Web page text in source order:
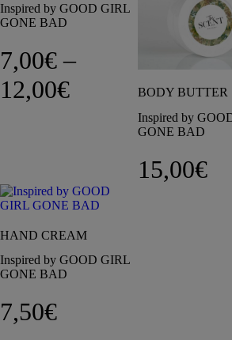
Inspired by GOOD GIRL
GONE BAD
7,00€ –
12,00€Price range:
BODY BUTTER
Inspired by
GONE BAD
15,00€
HAND CREAM
Inspired by GOOD GIRL
GONE BAD
7,50€